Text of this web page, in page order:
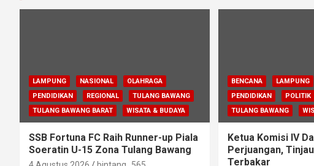
LAMPUNG NASIONAL
OLAHRAGA
PENDIDIKAN
REGIONAL
TULANG BAWANG
TULANG BAWANG BARAT
WISATA & BUDAYA
SSB Fortuna FC Raih Runner-up Piala
Soeratin U-15 Zona Tulang Bawang
BENCANA LAMPUNG
PENDIDIKAN
POLITIK
TULANG BAWANG
Ketua Komisi IV
Perjuangan,
Terbakar